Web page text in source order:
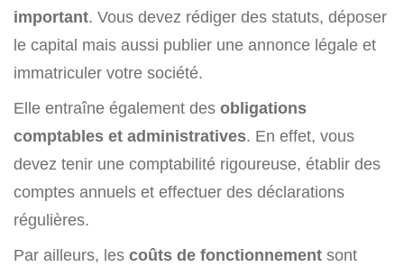
important. Vous devez rédiger des statuts, déposer
le capital mais aussi publier une annonce légale et
immatriculer votre société.
Elle entraîne également des obligations
comptables et administratives. En effet, vous
devez tenir une comptabilité rigoureuse, établir des
comptes annuels et effectuer des déclarations
régulières.
Par ailleurs, les coûts de fonctionnement sont